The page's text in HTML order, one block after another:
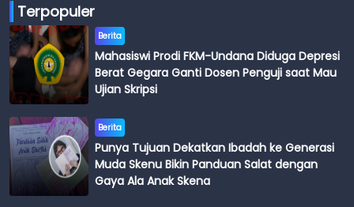
Terpopuler
Berita
Mahasiswi Prodi FKM-Undana Diduga Depresi
Berat Gegara Ganti Dosen Penguji saat Mau
Ujian Skripsi
Berita
Punya Tujuan Dekatkan Ibadah ke Generasi
Muda Skenu Bikin Panduan Salat dengan
Gaya Ala Anak Skena